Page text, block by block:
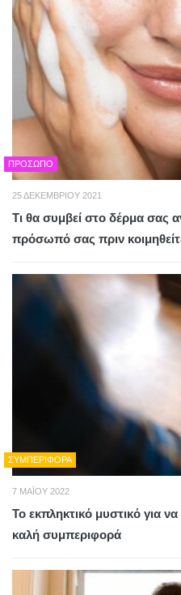
ΠΡΌΣΩΠΟ
25 ΔΕΚΕΜΒΡΊΟΥ 2021
Τι θα συμβεί στο δέρμα σας
πρόσωπό σας πριν
ΣΥΜΠΕΡΙΦΟΡΆ
7 ΜΑΪ́ΟΥ 2022
Το εκπληκτικό μυστικό για
καλή συμπεριφορά